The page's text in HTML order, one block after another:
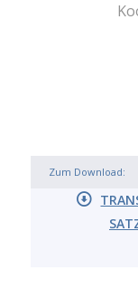
Zum Download: